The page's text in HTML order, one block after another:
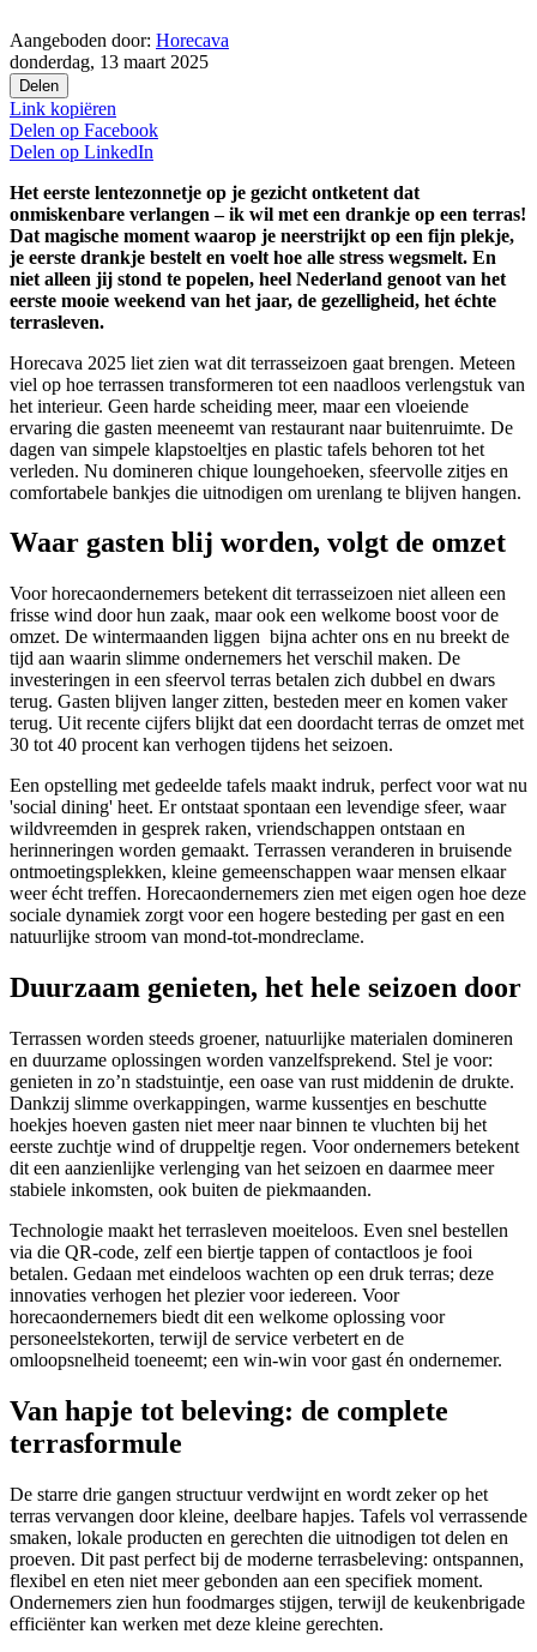
Aangeboden door: Horecava
donderdag, 13 maart 2025
Delen
Link kopiëren
Delen op Facebook
Delen op LinkedIn
Het eerste lentezonnetje op je gezicht ontketent dat
onmiskenbare verlangen – ik wil met een drankje op een terras!
Dat magische moment waarop je neerstrijkt op een fijn plekje,
je eerste drankje bestelt en voelt hoe alle stress wegsmelt. En
niet alleen jij stond te popelen, heel Nederland genoot van het
eerste mooie weekend van het jaar, de gezelligheid, het échte
terrasleven.
Horecava 2025 liet zien wat dit terrasseizoen gaat brengen. Meteen
viel op hoe terrassen transformeren tot een naadloos verlengstuk van
het interieur. Geen harde scheiding meer, maar een vloeiende
ervaring die gasten meeneemt van restaurant naar buitenruimte. De
dagen van simpele klapstoeltjes en plastic tafels behoren tot het
verleden. Nu domineren chique loungehoeken, sfeervolle zitjes en
comfortabele bankjes die uitnodigen om urenlang te blijven hangen.
Waar gasten blij worden, volgt de omzet
Voor horecaondernemers betekent dit terrasseizoen niet alleen een
frisse wind door hun zaak, maar ook een welkome boost voor de
omzet. De wintermaanden liggen bijna achter ons en nu breekt de
tijd aan waarin slimme ondernemers het verschil maken. De
investeringen in een sfeervol terras betalen zich dubbel en dwars
terug. Gasten blijven langer zitten, besteden meer en komen vaker
terug. Uit recente cijfers blijkt dat een doordacht terras de omzet met
30 tot 40 procent kan verhogen tijdens het seizoen.
Een opstelling met gedeelde tafels maakt indruk, perfect voor wat nu
'social dining' heet. Er ontstaat spontaan een levendige sfeer, waar
wildvreemden in gesprek raken, vriendschappen ontstaan en
herinneringen worden gemaakt. Terrassen veranderen in bruisende
ontmoetingsplekken, kleine gemeenschappen waar mensen elkaar
weer écht treffen. Horecaondernemers zien met eigen ogen hoe deze
sociale dynamiek zorgt voor een hogere besteding per gast en een
natuurlijke stroom van mond-tot-mondreclame.
Duurzaam genieten, het hele seizoen door
Terrassen worden steeds groener, natuurlijke materialen domineren
en duurzame oplossingen worden vanzelfsprekend. Stel je voor:
genieten in zo’n stadstuintje, een oase van rust middenin de drukte.
Dankzij slimme overkappingen, warme kussentjes en beschutte
hoekjes hoeven gasten niet meer naar binnen te vluchten bij het
eerste zuchtje wind of druppeltje regen. Voor ondernemers betekent
dit een aanzienlijke verlenging van het seizoen en daarmee meer
stabiele inkomsten, ook buiten de piekmaanden.
Technologie maakt het terrasleven moeiteloos. Even snel bestellen
via die QR-code, zelf een biertje tappen of contactloos je fooi
betalen. Gedaan met eindeloos wachten op een druk terras; deze
innovaties verhogen het plezier voor iedereen. Voor
horecaondernemers biedt dit een welkome oplossing voor
personeelstekorten, terwijl de service verbetert en de
omloopsnelheid toeneemt; een win-win voor gast én ondernemer.
Van hapje tot beleving: de complete
terrasformule
De starre drie gangen structuur verdwijnt en wordt zeker op het
terras vervangen door kleine, deelbare hapjes. Tafels vol verrassende
smaken, lokale producten en gerechten die uitnodigen tot delen en
proeven. Dit past perfect bij de moderne terrasbeleving: ontspannen,
flexibel en eten niet meer gebonden aan een specifiek moment.
Ondernemers zien hun foodmarges stijgen, terwijl de keukenbrigade
efficiënter kan werken met deze kleine gerechten.